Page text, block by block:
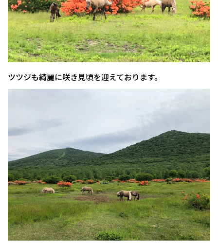
ツツジも綺麗に咲き見頃を迎えております。